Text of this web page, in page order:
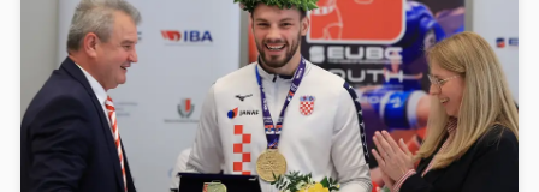
Pokretanje videa...